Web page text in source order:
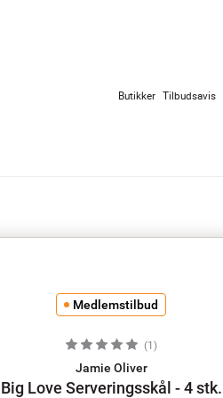
Butikker Tilbudsavis
Medlemstilbud
(1 )
Jamie Oliver
Big Love Serveringsskål - 4 stk.